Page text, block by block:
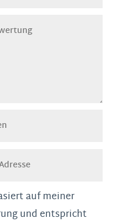
auf meiner
und entspricht